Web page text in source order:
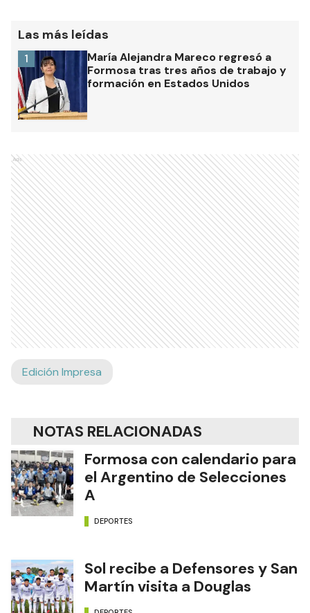
Las más leídas
María Alejandra Mareco regresó a
Formosa tras tres años de trabajo y
formación en Estados Unidos
1
Ads
Edición Impresa
NOTAS RELACIONADAS
Formosa con calendario para
el Argentino de Selecciones
A
DEPORTES
Sol recibe a Defensores y San
Martín visita a Douglas